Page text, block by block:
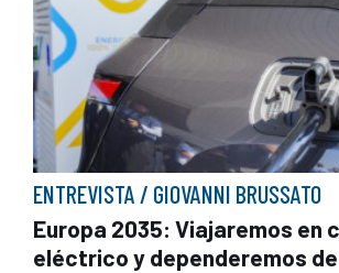
ENTREVISTA / GIOVANNI BRUSSATO
Europa 2035: Viajaremos en
eléctrico y dependeremos de